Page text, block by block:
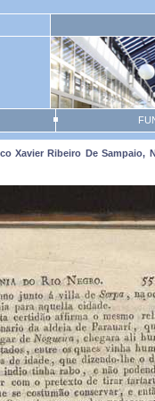
Ribeiro De Sampaio,